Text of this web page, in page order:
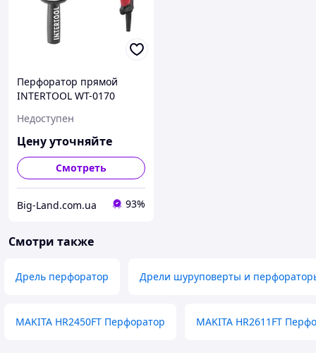
Перфоратор прямой
INTERTOOL WT-0170
Недоступен
Цену уточняйте
Смотреть
Big-Land.com.ua 93%
Смотри также
Дрель перфоратор Дрели шуруповерты и
MAKITA HR2450FT Перфоратор MAKITA HR2611FT